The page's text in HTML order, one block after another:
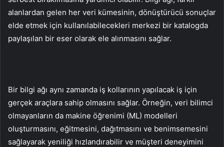
alanlardan gelen her veri kümesinin, dönüştürücü sonuçlar
elde etmek için kullanılabilecekleri merkezi bir katalogda
paylaşılan bir eser olarak ele alınmasını sağlar.
Bir bilgi ağı aynı zamanda iş kollarının yapılacak iş için
gerçek araçlara sahip olmasını sağlar. Örneğin, veri bilimci
olmayanların da makine öğrenimi (ML) modelleri
oluşturmasını, eğitmesini, dağıtmasını ve benimsemesini
sağlayarak yeniliği hızlandırabilir ve müşteri deneyimini